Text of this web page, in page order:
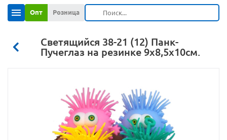
Опт Розница
Светящийся 38-21 (12) Панк-
Пучеглаз на резинке 9х8,5х10см.